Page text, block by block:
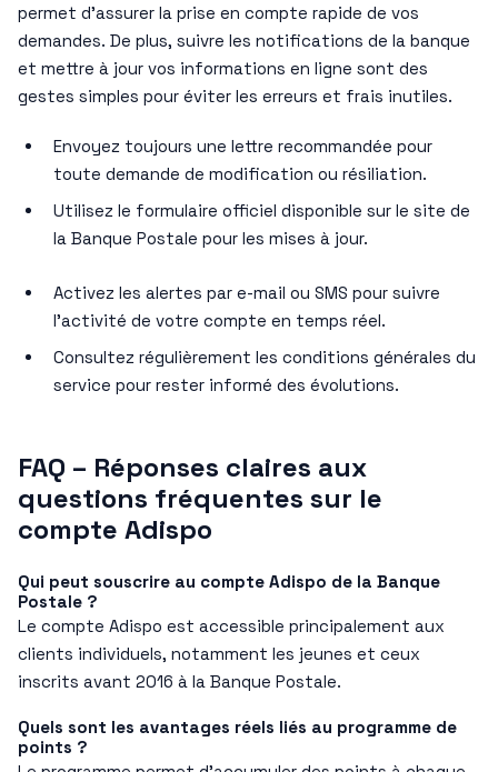
permet d’assurer la prise en compte rapide de vos
demandes. De plus, suivre les notifications de la banque
et mettre à jour vos informations en ligne sont des
gestes simples pour éviter les erreurs et frais inutiles.
Envoyez toujours une lettre recommandée pour
toute demande de modification ou résiliation.
Utilisez le formulaire officiel disponible sur le site de
la Banque Postale pour les mises à jour.
Activez les alertes par e-mail ou SMS pour suivre
l’activité de votre compte en temps réel.
Consultez régulièrement les conditions générales du
service pour rester informé des évolutions.
FAQ – Réponses claires aux
questions fréquentes sur le
compte Adispo
Qui peut souscrire au compte Adispo de la Banque
Postale ?
Le compte Adispo est accessible principalement aux
clients individuels, notamment les jeunes et ceux
inscrits avant 2016 à la Banque Postale.
Quels sont les avantages réels liés au programme de
points ?